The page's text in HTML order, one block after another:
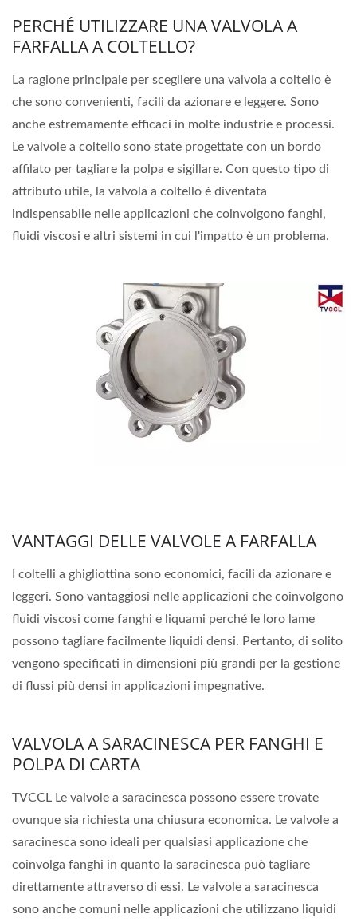
PERCHÉ UTILIZZARE UNA VALVOLA A
FARFALLA A COLTELLO?
La ragione principale per scegliere una valvola a coltello è
che sono convenienti, facili da azionare e leggere. Sono
anche estremamente efficaci in molte industrie e processi.
Le valvole a coltello sono state progettate con un bordo
affilato per tagliare la polpa e sigillare. Con questo tipo di
attributo utile, la valvola a coltello è diventata
indispensabile nelle applicazioni che coinvolgono fanghi,
fluidi viscosi e altri sistemi in cui l'impatto è un problema.
VANTAGGI DELLE VALVOLE A FARFALLA
I coltelli a ghigliottina sono economici, facili da azionare e
leggeri. Sono vantaggiosi nelle applicazioni che coinvolgono
fluidi viscosi come fanghi e liquami perché le loro lame
possono tagliare facilmente liquidi densi. Pertanto, di solito
vengono specificati in dimensioni più grandi per la gestione
di flussi più densi in applicazioni impegnative.
VALVOLA A SARACINESCA PER FANGHI E
POLPA DI CARTA
TVCCL Le valvole a saracinesca possono essere trovate
ovunque sia richiesta una chiusura economica. Le valvole a
saracinesca sono ideali per qualsiasi applicazione che
coinvolga fanghi in quanto la saracinesca può tagliare
direttamente attraverso di essi. Le valvole a saracinesca
sono anche comuni nelle applicazioni che utilizzano liquidi